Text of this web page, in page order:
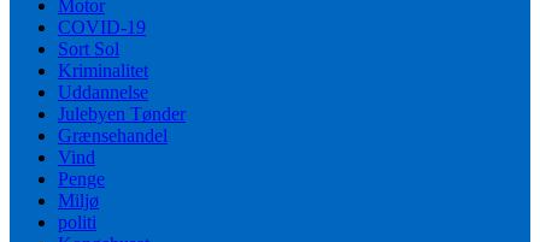
Motor
COVID-19
Sort Sol
Kriminalitet
Uddannelse
Julebyen Tønder
Grænsehandel
Vind
Penge
Miljø
politi